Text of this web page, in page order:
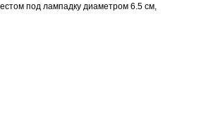
под лампадку диаметром 6.5 см,